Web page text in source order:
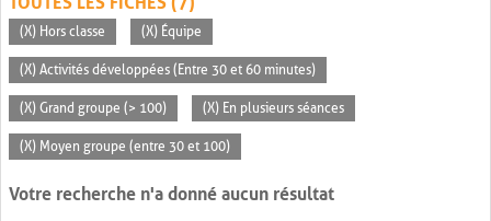
(X) Hors classe (X) Équipe
(X) Activités développées (Entre 30 et 60 minutes)
(X) Grand groupe (> 100) (X) En plusieurs séances
(X) Moyen groupe (entre 30 et 100)
Votre recherche n'a donné aucun résultat